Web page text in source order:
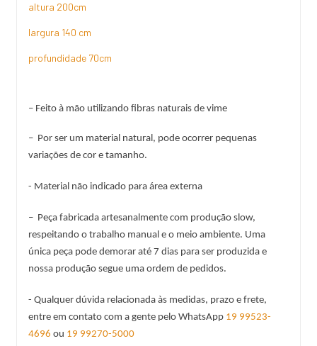
altura 200cm
largura 140 cm
profundidade 70cm
– Feito à mão utilizando fibras naturais de vime
–  Por ser um material natural, pode ocorrer pequenas
variações de cor e tamanho.
- Material não indicado para área externa
–  Peça fabricada artesanalmente com produção slow,
respeitando o trabalho manual e o meio ambiente. Uma
única peça pode demorar até 7 dias para ser produzida e
nossa produção segue uma ordem de pedidos.
- Qualquer dúvida relacionada às medidas, prazo e frete,
entre em contato com a gente pelo WhatsApp 19 99523-
4696 ou 19 99270-5000